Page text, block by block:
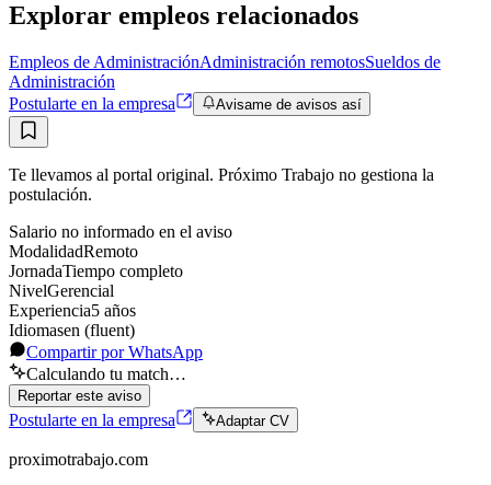
Explorar empleos relacionados
Empleos de AdministraciónAdministración remotosSueldos de
Administración
Postularte en la empresa
Avisame de avisos así
Te llevamos al portal original. Próximo Trabajo no gestiona la
postulación.
Salario no informado en el aviso
ModalidadRemoto
JornadaTiempo completo
NivelGerencial
Experiencia5 años
Idiomasen (fluent)
Compartir por WhatsApp
Calculando tu match…
Reportar este aviso
Postularte en la empresa Adaptar CV
proximotrabajo.com